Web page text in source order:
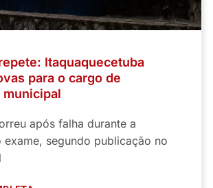
Itaquaquecetuba
para o cargo de
após falha durante a
segundo publicação no